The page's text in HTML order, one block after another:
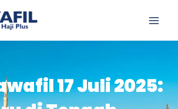
17 Juli 2025: